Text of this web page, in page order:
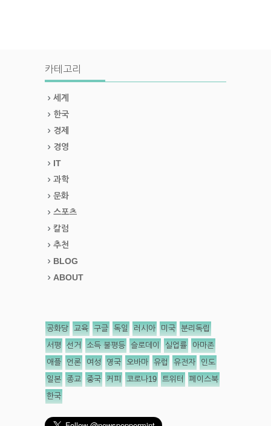
카테고리
세계
한국
경제
경영
IT
과학
문화
스포츠
칼럼
추천
BLOG
ABOUT
공화당 교육 구글 독일 러시아 미국 분리독립
서평 선거 소득 불평등 슬로데이 실업률 아마존
애플 언론 여성 영국 오바마 유럽 유전자 인도
일본 종교 중국 커피 코로나19 트위터 페이스북
한국